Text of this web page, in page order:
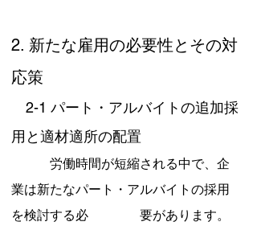
2. 新たな雇用の必要性とその対
応策
2-1 パート・アルバイトの追加採
用と適材適所の配置
労働時間が短縮される中で、企
業は新たなパート・アルバイトの採用
を検討する必　　　　要があります。